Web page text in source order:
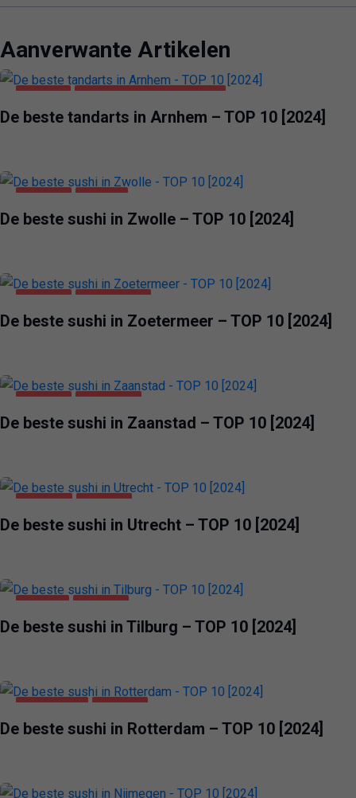
Aanverwante Artikelen
De beste tandarts in Arnhem – TOP 10 [2024]
De beste sushi in Zwolle – TOP 10 [2024]
De beste sushi in Zoetermeer – TOP 10 [2024]
De beste sushi in Zaanstad – TOP 10 [2024]
De beste sushi in Utrecht – TOP 10 [2024]
De beste sushi in Tilburg – TOP 10 [2024]
De beste sushi in Rotterdam – TOP 10 [2024]